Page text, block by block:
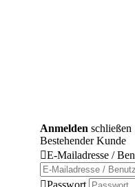
Anmelden schließen
Bestehender Kunde
E-Mailadresse /
Passwort